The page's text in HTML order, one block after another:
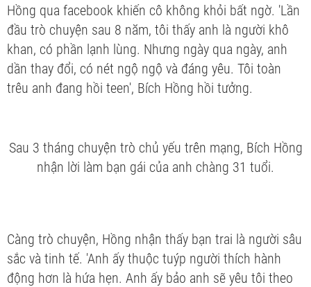
Hồng qua facebook khiến cô không khỏi bất ngờ. 'Lần
đầu trò chuyện sau 8 năm, tôi thấy anh là người khô
khan, có phần lạnh lùng. Nhưng ngày qua ngày, anh
dần thay đổi, có nét ngộ ngộ và đáng yêu. Tôi toàn
trêu anh đang hồi teen', Bích Hồng hồi tưởng.
Sau 3 tháng chuyện trò chủ yếu trên mạng, Bích Hồng
nhận lời làm bạn gái của anh chàng 31 tuổi.
Càng trò chuyện, Hồng nhận thấy bạn trai là người sâu
sắc và tinh tế. 'Anh ấy thuộc tuýp người thích hành
động hơn là hứa hẹn. Anh ấy bảo anh sẽ yêu tôi theo